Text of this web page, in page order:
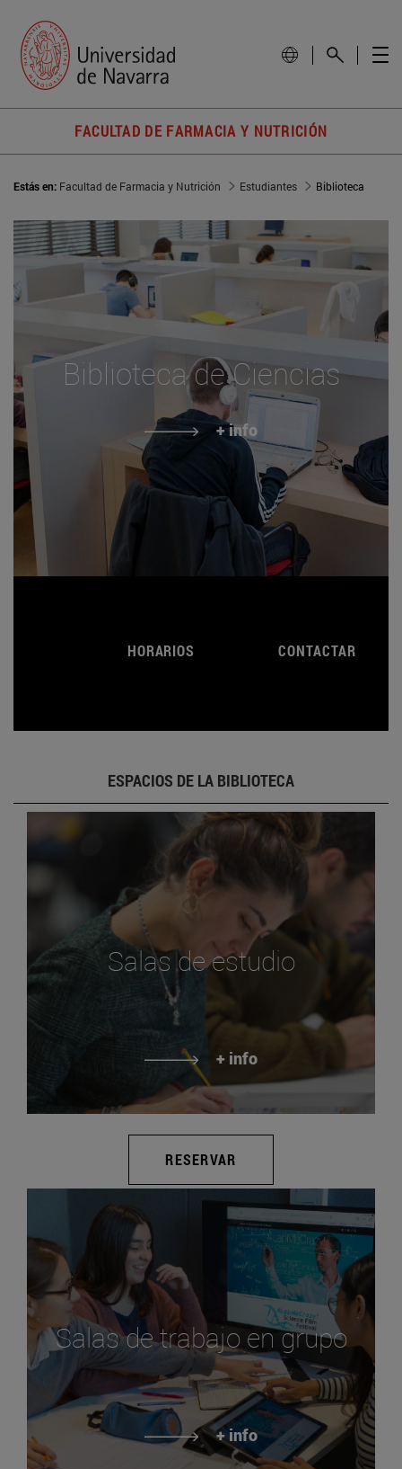
FACULTAD DE FARMACIA Y NUTRICIÓN
Estás en: Facultad de Farmacia y Nutrición Estudiantes Biblioteca
Biblioteca de Ciencias
+ info
HORARIOS CONTACTAR
ESPACIOS DE LA BIBLIOTECA
Salas de estudio
+ info
RESERVAR
Salas de trabajo en grupo
+ info